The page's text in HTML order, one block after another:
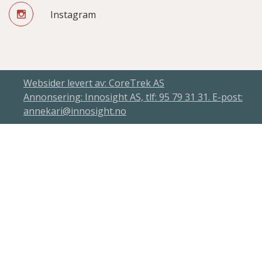
Instagram
Websider levert av: CoreTrek AS
Annonsering: Innosight AS, tlf: 95 79 31 31. E-post:
annekari@innosight.no